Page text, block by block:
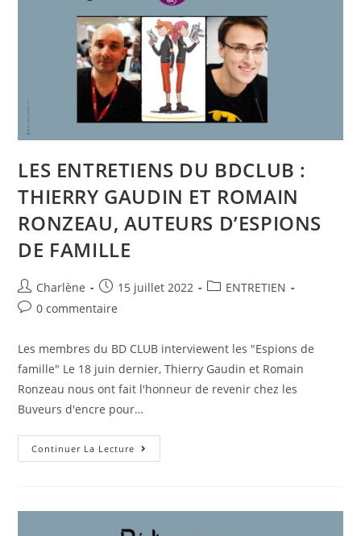
LES ENTRETIENS DU BDCLUB :
THIERRY GAUDIN ET ROMAIN
RONZEAU, AUTEURS D’ESPIONS
DE FAMILLE
Charlène 15 juillet 2022
ENTRETIEN
0 commentaire
Les membres du BD CLUB interviewent les "Espions de
famille" Le 18 juin dernier, Thierry Gaudin et Romain
Ronzeau nous ont fait l'honneur de revenir chez les
Buveurs d'encre pour…
Continuer La Lecture